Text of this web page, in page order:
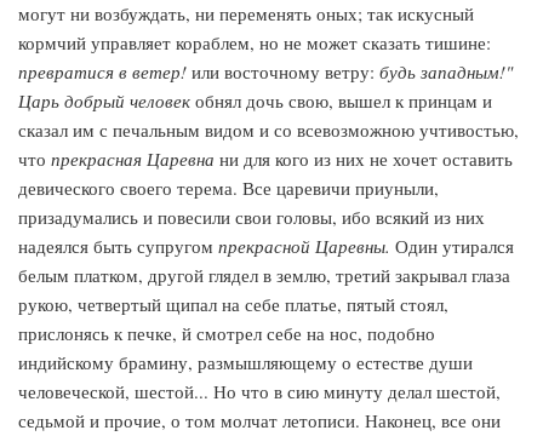
могут ни возбуждать, ни переменять оных; так искусный
кормчий управляет кораблем, но не может сказать тишине:
превратися в ветер! или восточному ветру: будь западным!"
Царь добрый человек обнял дочь свою, вышел к принцам и
сказал им с печальным видом и со всевозможною учтивостью,
что прекрасная Царевна ни для кого из них не хочет оставить
девического своего терема. Все царевичи приуныли,
призадумались и повесили свои головы, ибо всякий из них
надеялся быть супругом прекрасной Царевны. Один утирался
белым платком, другой глядел в землю, третий закрывал глаза
рукою, четвертый щипал на себе платье, пятый стоял,
прислонясь к печке, й смотрел себе на нос, подобно
индийскому брамину, размышляющему о естестве души
человеческой, шестой... Но что в сию минуту делал шестой,
седьмой и прочие, о том молчат летописи. Наконец, все они